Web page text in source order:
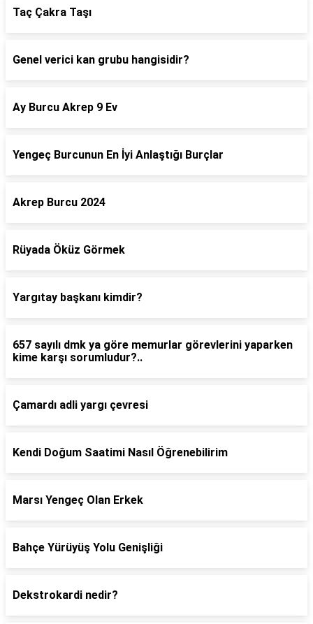
Taç Çakra Taşı
Genel verici kan grubu hangisidir?
Ay Burcu Akrep 9 Ev
Yengeç Burcunun En İyi Anlaştığı Burçlar
Akrep Burcu 2024
Rüyada Öküz Görmek
Yargıtay başkanı kimdir?
657 sayılı dmk ya göre memurlar görevlerini yaparken
kime karşı sorumludur?..
Çamardı adli yargı çevresi
Kendi Doğum Saatimi Nasıl Öğrenebilirim
Marsı Yengeç Olan Erkek
Bahçe Yürüyüş Yolu Genişliği
Dekstrokardi nedir?